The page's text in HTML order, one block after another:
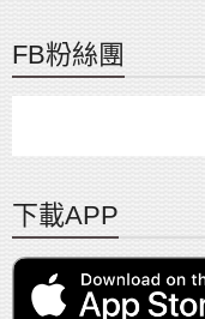
FB粉絲團
下載APP